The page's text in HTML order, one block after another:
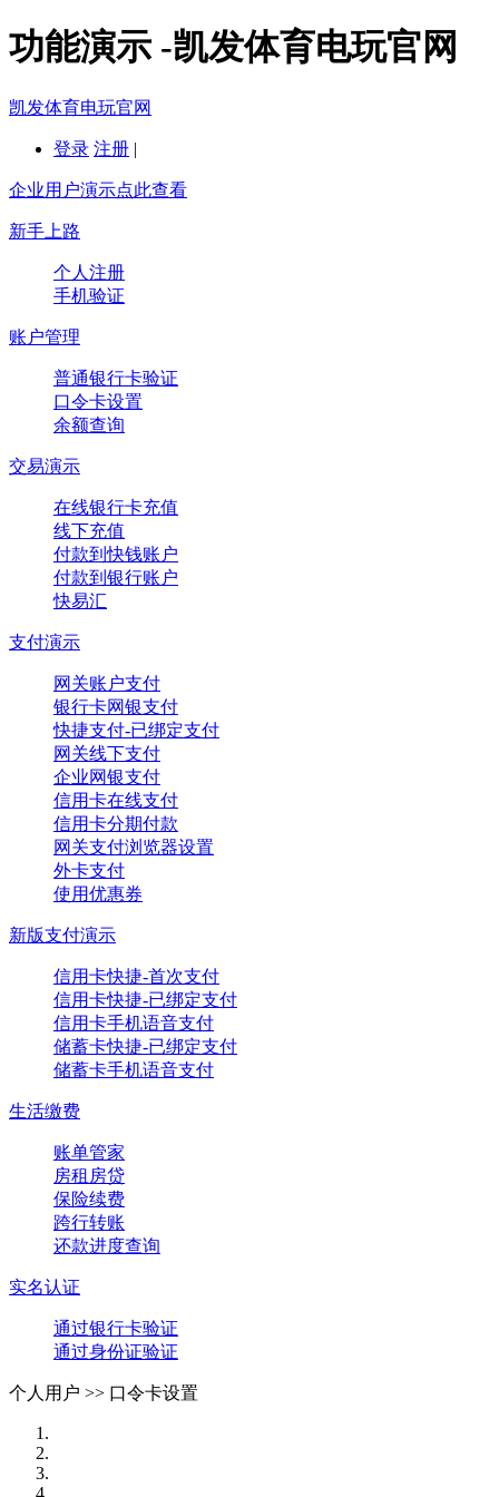
功能演示 -凯发体育电玩官网
凯发体育电玩官网
登录 注册 |
企业用户演示点此查看
新手上路
个人注册
手机验证
账户管理
普通银行卡验证
口令卡设置
余额查询
交易演示
在线银行卡充值
线下充值
付款到快钱账户
付款到银行账户
快易汇
支付演示
网关账户支付
银行卡网银支付
快捷支付-已绑定支付
网关线下支付
企业网银支付
信用卡在线支付
信用卡分期付款
网关支付浏览器设置
外卡支付
使用优惠券
新版支付演示
信用卡快捷-首次支付
信用卡快捷-已绑定支付
信用卡手机语音支付
储蓄卡快捷-已绑定支付
储蓄卡手机语音支付
生活缴费
账单管家
房租房贷
保险续费
跨行转账
还款进度查询
实名认证
通过银行卡验证
通过身份证验证
个人用户 >> 口令卡设置